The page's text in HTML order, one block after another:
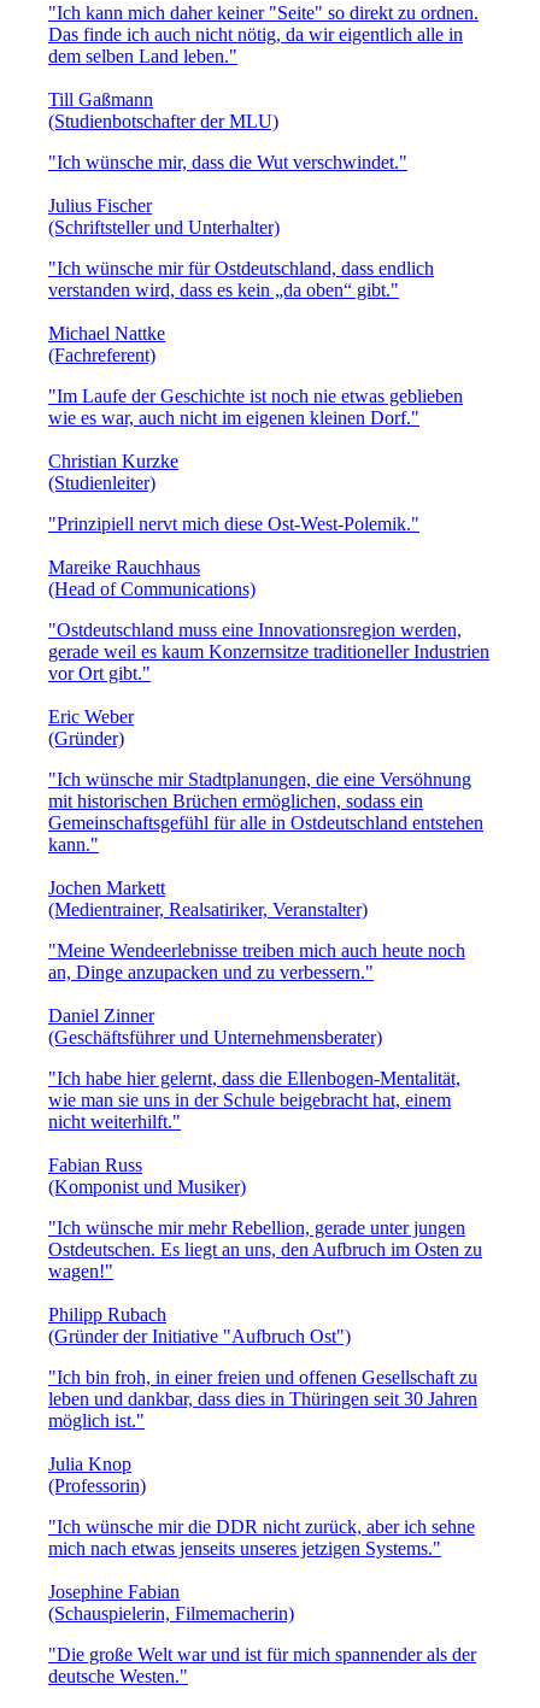
"Ich kann mich daher keiner "Seite" so direkt zu ordnen.
Das finde ich auch nicht nötig, da wir eigentlich alle in
dem selben Land leben."
Till Gaßmann
(Studienbotschafter der MLU)
"Ich wünsche mir, dass die Wut verschwindet."
Julius Fischer
(Schriftsteller und Unterhalter)
"Ich wünsche mir für Ostdeutschland, dass endlich
verstanden wird, dass es kein „da oben“ gibt."
Michael Nattke
(Fachreferent)
"Im Laufe der Geschichte ist noch nie etwas geblieben
wie es war, auch nicht im eigenen kleinen Dorf."
Christian Kurzke
(Studienleiter)
"Prinzipiell nervt mich diese Ost-West-Polemik."
Mareike Rauchhaus
(Head of Communications)
"Ostdeutschland muss eine Innovationsregion werden,
gerade weil es kaum Konzernsitze traditioneller Industrien
vor Ort gibt."
Eric Weber
(Gründer)
"Ich wünsche mir Stadtplanungen, die eine Versöhnung
mit historischen Brüchen ermöglichen, sodass ein
Gemeinschaftsgefühl für alle in Ostdeutschland entstehen
kann."
Jochen Markett
(Medientrainer, Realsatiriker, Veranstalter)
"Meine Wendeerlebnisse treiben mich auch heute noch
an, Dinge anzupacken und zu verbessern."
Daniel Zinner
(Geschäftsführer und Unternehmensberater)
"Ich habe hier gelernt, dass die Ellenbogen-Mentalität,
wie man sie uns in der Schule beigebracht hat, einem
nicht weiterhilft."
Fabian Russ
(Komponist und Musiker)
"Ich wünsche mir mehr Rebellion, gerade unter jungen
Ostdeutschen. Es liegt an uns, den Aufbruch im Osten zu
wagen!"
Philipp Rubach
(Gründer der Initiative "Aufbruch Ost")
"Ich bin froh, in einer freien und offenen Gesellschaft zu
leben und dankbar, dass dies in Thüringen seit 30 Jahren
möglich ist."
Julia Knop
(Professorin)
"Ich wünsche mir die DDR nicht zurück, aber ich sehne
mich nach etwas jenseits unseres jetzigen Systems."
Josephine Fabian
(Schauspielerin, Filmemacherin)
"Die große Welt war und ist für mich spannender als der
deutsche Westen."